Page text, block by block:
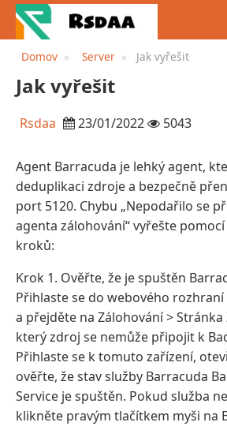
Domov Server Jak vyřešit
Jak vyřešit
Rsdaa 23/01/2022 5043
Agent Barracuda je lehký agent,
deduplikaci zdroje a bezpečně
port 5120. Chybu „Nepodařilo se
agenta zálohování“ vyřešte
kroků:
Krok 1. Ověřte, že je spuštěn
Přihlaste se do webového
a přejděte na Zálohování >
který zdroj se nemůže připojit k
Přihlaste se k tomuto zařízení,
ověřte, že stav služby Barracuda
Service je spuštěn. Pokud služba
klikněte pravým tlačítkem myši na